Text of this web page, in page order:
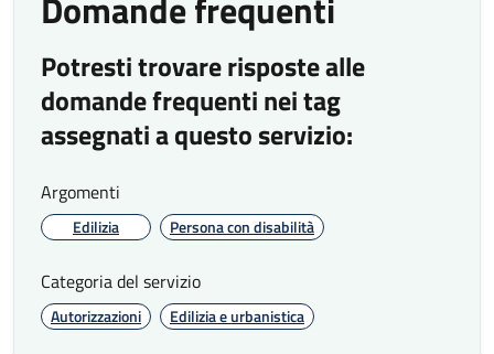
Potresti trovare risposte alle
domande frequenti nei tag
assegnati a questo servizio:
Argomenti
Edilizia Persona con disabilità
Categoria del servizio
Autorizzazioni Edilizia e urbanistica